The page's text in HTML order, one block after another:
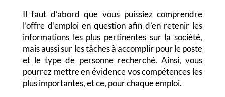
Il faut d’abord que vous puissiez comprendre
l’offre d’emploi en question afin d’en retenir les
informations les plus pertinentes sur la société,
mais aussi sur les tâches à accomplir pour le poste
et le type de personne recherché. Ainsi, vous
pourrez mettre en évidence vos compétences les
plus importantes, et ce, pour chaque emploi.